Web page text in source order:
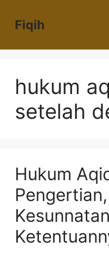
Fiqih
hukum
setelah
Hukum